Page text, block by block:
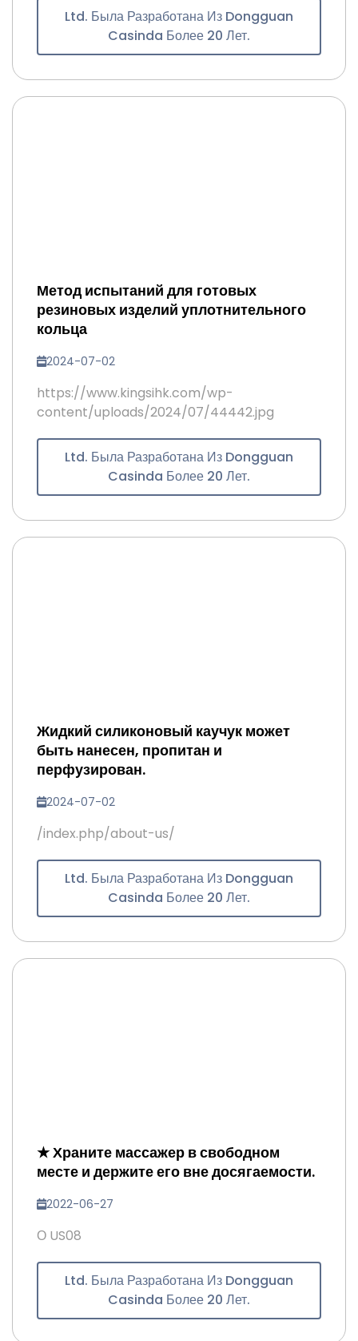
Ltd. Была Разработана Из Dongguan
Casinda Более 20 Лет.
Метод испытаний для готовых
резиновых изделий уплотнительного
кольца
2024-07-02
https://www.kingsihk.com/wp-
content/uploads/2024/07/44442.jpg
Ltd. Была Разработана Из Dongguan
Casinda Более 20 Лет.
Жидкий силиконовый каучук может
быть нанесен, пропитан и
перфузирован.
2024-07-02
/index.php/about-us/
Ltd. Была Разработана Из Dongguan
Casinda Более 20 Лет.
★ Храните массажер в свободном
месте и держите его вне досягаемости.
2022-06-27
О US08
Ltd. Была Разработана Из Dongguan
Casinda Более 20 Лет.